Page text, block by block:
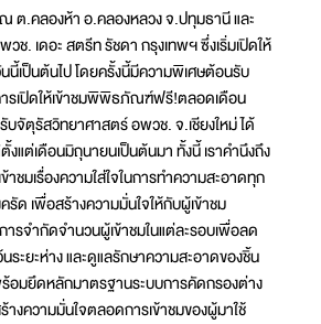
ณ ต.คลองห้า อ.คลองหลวง จ.ปทุมธานี และ
ช. เดอะ สตรีท รัชดา กรุงเทพฯ ซึ่งเริ่มเปิดให้
นี้เป็นต้นไป โดยครั้งนี้มีความพิเศษต้อนรับ
รเปิดให้เข้าชมพิพิธภัณฑ์ฟรี!ตลอดเดือน
จัตุรัสวิทยาศาสตร์ อพวช. จ.เชียงใหม่ ได้
งแต่เดือนมิถุนายนเป็นต้นมา ทั้งนี้ เราคำนึงถึง
ชมเรื่องความใส่ใจในการทำความสะอาดทุก
ด เพื่อสร้างความมั่นใจให้กับผู้เข้าชม
รจำกัดจำนวนผู้เข้าชมในแต่ละรอบเพื่อลด
ระยะห่าง และดูแลรักษาความสะอาดของชิ้น
อมยึดหลักมาตรฐานระบบการคัดกรองต่าง
างความมั่นใจตลอดการเข้าชมของผู้มาใช้